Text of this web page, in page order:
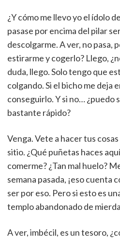
¿Y cómo me llevo yo el ídolo
pasase por encima del pilar
descolgarme. A ver, no pasa,
estirarme y cogerlo? Llego,
duda, llego. Solo tengo que
colgando. Si el bicho me deja
conseguirlo. Y si no… ¿puedo
bastante rápido?
Venga. Vete a hacer tus
sitio. ¿Qué puñetas haces
comerme? ¿Tan mal huelo?
semana pasada, ¡eso cuenta
ser por eso. Pero si esto es
templo abandonado de
A ver, imbécil, es un tesoro,